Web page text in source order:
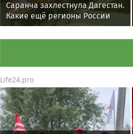
Саранча захлестнула Дагестан.
Какие ещё регионы России
под угрозой? Назван худший
сценарий
Life24.pro